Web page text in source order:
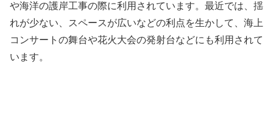
や海洋の護岸工事の際に利用されています。最近では、揺
れが少ない、スペースが広いなどの利点を生かして、海上
コンサートの舞台や花火大会の発射台などにも利用されて
います。